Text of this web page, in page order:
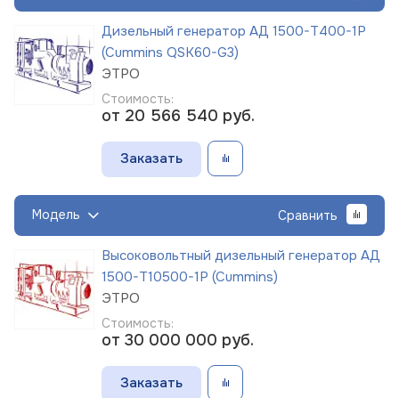
Дизельный генератор АД 1500-Т400-1Р
(Cummins QSK60-G3)
ЭТРО
Стоимость:
от 20 566 540 руб.
Заказать
Модель Сравнить
Высоковольтный дизельный генератор АД
1500-Т10500-1Р (Cummins)
ЭТРО
Стоимость:
от 30 000 000 руб.
Заказать